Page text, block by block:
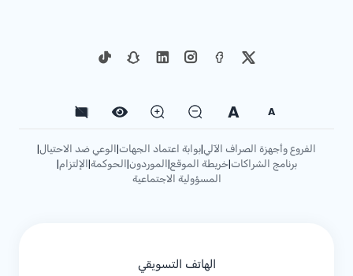
A
A
الفروع وأجهزة الصراف الآلي|بوابة اعتماد الجهات|الوعي ضد الاحتيال|
برنامج الشراكات|خريطة الموقع|الموردون|الحوكمة|الإلتزام|
المسؤولية الاجتماعية
الهاتف التسويقي